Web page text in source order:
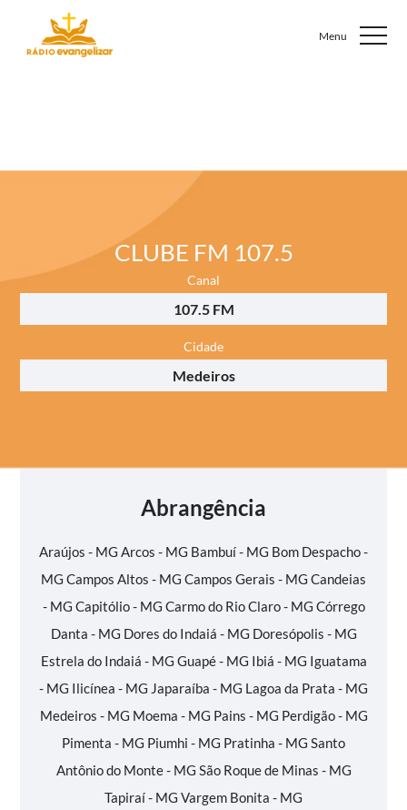
CLUBE FM 107.5
Canal
107.5 FM
Cidade
Medeiros
Abrangência
Araújos - MG Arcos - MG Bambuí - MG Bom Despacho -
MG Campos Altos - MG Campos Gerais - MG Candeias
- MG Capitólio - MG Carmo do Rio Claro - MG Córrego
Danta - MG Dores do Indaiá - MG Doresópolis - MG
Estrela do Indaiá - MG Guapé - MG Ibiá - MG Iguatama
- MG Ilicínea - MG Japaraíba - MG Lagoa da Prata - MG
Medeiros - MG Moema - MG Pains - MG Perdigão - MG
Pimenta - MG Piumhi - MG Pratinha - MG Santo
Antônio do Monte - MG São Roque de Minas - MG
Tapiraí - MG Vargem Bonita - MG